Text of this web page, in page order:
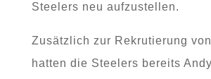
Steelers neu aufzustellen.
Zusätzlich zur Rekrutierung
hatten die Steelers bereits